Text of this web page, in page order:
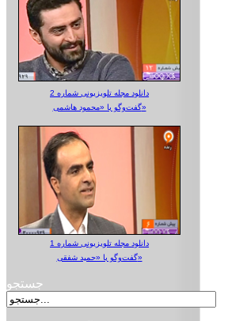
دانلود مجله تلویزیونی شماره 2
گفت‌وگو با «محمود هاشمی»
دانلود مجله تلویزیونی شماره 1
گفت‌وگو با «حمید شفقی»
جستجو